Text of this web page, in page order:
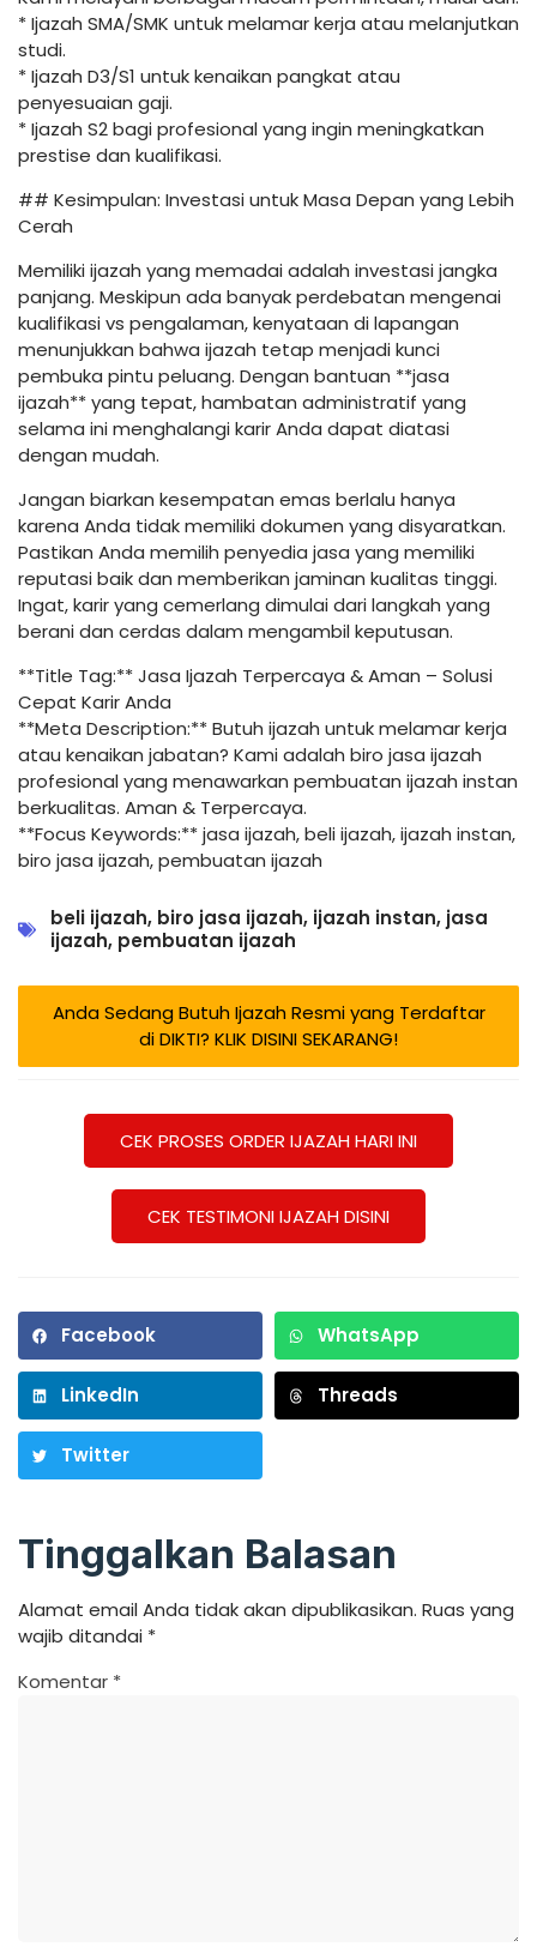
* Ijazah SMA/SMK untuk melamar kerja atau melanjutkan
studi.
* Ijazah D3/S1 untuk kenaikan pangkat atau
penyesuaian gaji.
* Ijazah S2 bagi profesional yang ingin meningkatkan
prestise dan kualifikasi.
## Kesimpulan: Investasi untuk Masa Depan yang Lebih
Cerah
Memiliki ijazah yang memadai adalah investasi jangka
panjang. Meskipun ada banyak perdebatan mengenai
kualifikasi vs pengalaman, kenyataan di lapangan
menunjukkan bahwa ijazah tetap menjadi kunci
pembuka pintu peluang. Dengan bantuan **jasa
ijazah** yang tepat, hambatan administratif yang
selama ini menghalangi karir Anda dapat diatasi
dengan mudah.
Jangan biarkan kesempatan emas berlalu hanya
karena Anda tidak memiliki dokumen yang disyaratkan.
Pastikan Anda memilih penyedia jasa yang memiliki
reputasi baik dan memberikan jaminan kualitas tinggi.
Ingat, karir yang cemerlang dimulai dari langkah yang
berani dan cerdas dalam mengambil keputusan.
**Title Tag:** Jasa Ijazah Terpercaya & Aman – Solusi
Cepat Karir Anda
**Meta Description:** Butuh ijazah untuk melamar kerja
atau kenaikan jabatan? Kami adalah biro jasa ijazah
profesional yang menawarkan pembuatan ijazah instan
berkualitas. Aman & Terpercaya.
**Focus Keywords:** jasa ijazah, beli ijazah, ijazah instan,
biro jasa ijazah, pembuatan ijazah
beli ijazah, biro jasa ijazah, ijazah instan, jasa
ijazah, pembuatan ijazah
Anda Sedang Butuh Ijazah Resmi yang Terdaftar
di DIKTI? KLIK DISINI SEKARANG!
CEK PROSES ORDER IJAZAH HARI INI
CEK TESTIMONI IJAZAH DISINI
Facebook WhatsApp
LinkedIn Threads
Twitter
Tinggalkan Balasan
Alamat email Anda tidak akan dipublikasikan. Ruas yang
wajib ditandai *
Komentar *